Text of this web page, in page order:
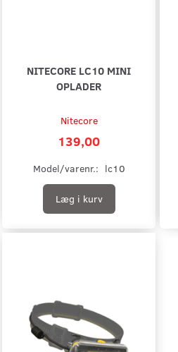
NITECORE LC10 MINI
OPLADER
Nitecore
139,00
Model/varenr.: lc10
Læg i kurv